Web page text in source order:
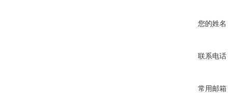
您的姓名
联系电话
常用邮箱